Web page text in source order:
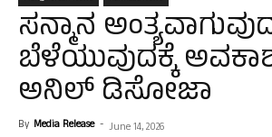
ಸನ್ಮಾನ
ಬೆಳೆಯುವುದಕ್ಕೆ
ಅನಿಲ್ ಡಿಸೋಜಾ
By Media Release - June 14, 2026